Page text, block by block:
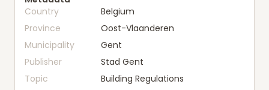
Country
Belgium
Province
Oost-Vlaanderen
Municipality
Gent
Publisher
Stad Gent
Topic
Building Regulations